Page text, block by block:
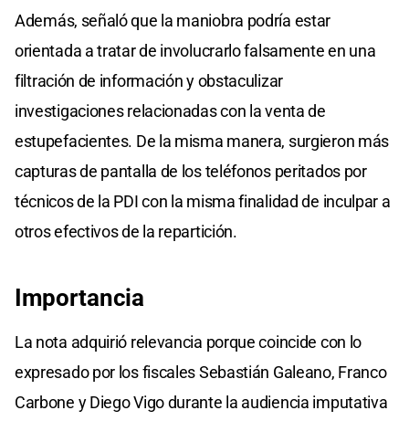
Además, señaló que la maniobra podría estar
orientada a tratar de involucrarlo falsamente en una
filtración de información y obstaculizar
investigaciones relacionadas con la venta de
estupefacientes. De la misma manera, surgieron más
capturas de pantalla de los teléfonos peritados por
técnicos de la PDI con la misma finalidad de inculpar a
otros efectivos de la repartición.
Importancia
La nota adquirió relevancia porque coincide con lo
expresado por los fiscales Sebastián Galeano, Franco
Carbone y Diego Vigo durante la audiencia imputativa